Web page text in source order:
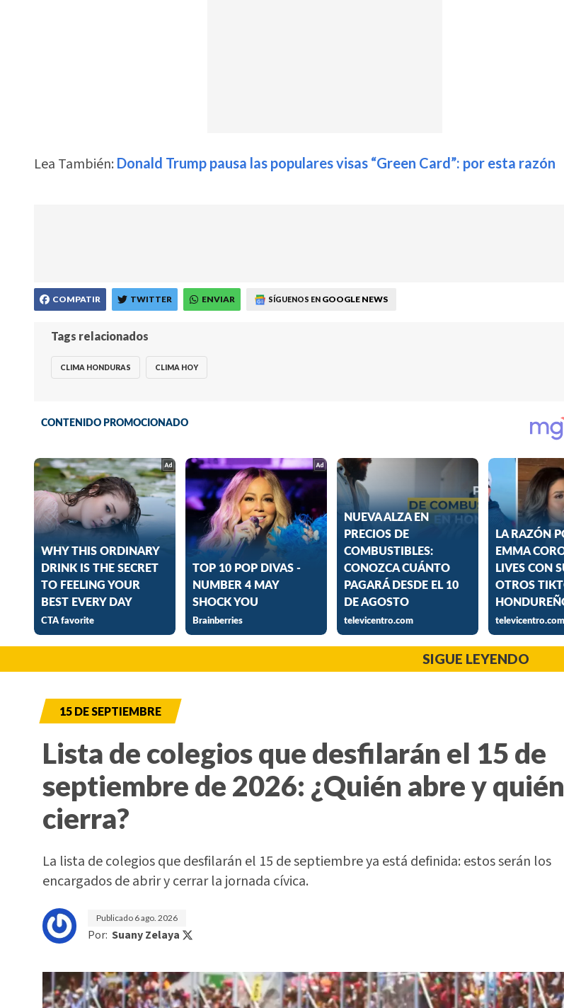
Lea También: Donald Trump pausa las populares visas “Green Card”: por esta razón
COMPATIR TWITTER ENVIAR SÍGUENOS EN GOOGLE NEWS
Tags relacionados
CLIMA HONDURAS CLIMA HOY
SIGUE LEYENDO
15 DE SEPTIEMBRE
Lista de colegios que desfilarán el 15 de
septiembre de 2026: ¿Quién abre y quién
cierra?
La lista de colegios que desfilarán el 15 de septiembre ya está definida: estos serán los
encargados de abrir y cerrar la jornada cívica.
Publicado 6 ago. 2026
Por: Suany Zelaya